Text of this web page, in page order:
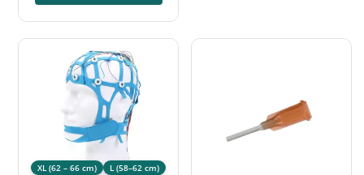
XL (62 – 66 cm)
L (58–62 cm)